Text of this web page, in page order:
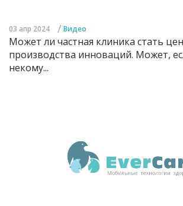
03 апр 2024 / Видео
Может ли частная клиника стать
производства инноваций. Может,
некому...